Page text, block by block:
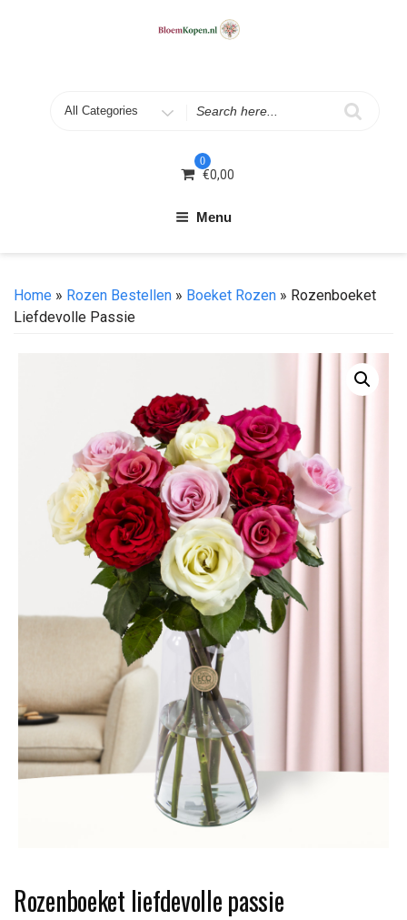
0
€0,00
Menu
Home » Rozen Bestellen » Boeket Rozen » Rozenboeket
Liefdevolle Passie
Rozenboeket liefdevolle passie